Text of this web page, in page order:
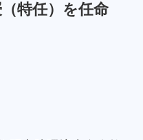
特任）を任命